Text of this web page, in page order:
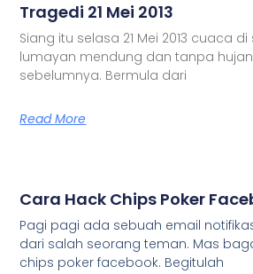
Tragedi 21 Mei 2013
Siang itu selasa 21 Mei 2013 cuaca
lumayan mendung dan tanpa
sebelumnya. Bermula dari
Read More
Cara Hack Chips Poker
Pagi pagi ada sebuah email
dari salah seorang teman. Mas
chips poker facebook. Begitulah